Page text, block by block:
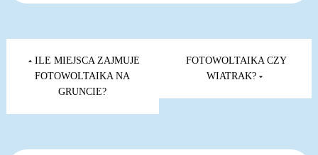
Nawigacja
wpisu
ILE MIEJSCA ZAJMUJE
FOTOWOLTAIKA NA
GRUNCIE?
FOTOWOLTAIKA CZY
WIATRAK?